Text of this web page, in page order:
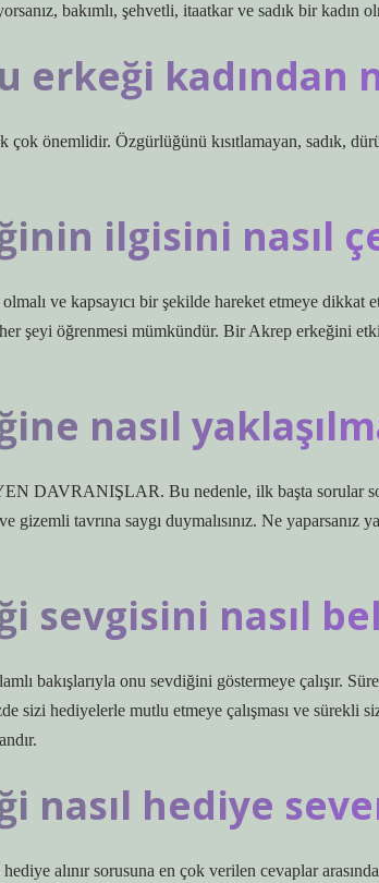
bakımlı, şehvetli, itaatkar ve sadık bir kadın
erkeği kadından
önemlidir. Özgürlüğünü kısıtlamayan, sadık,
ilgisini nasıl
ve kapsayıcı bir şekilde hareket etmeye dikkat
her şeyi öğrenmesi mümkündür. Bir Akrep erkeğini
nasıl
DAVRANIŞLAR. Bu nedenle, ilk başta sorular
gizemli tavrına saygı duymalısınız. Ne yaparsanız
sevgisini nasıl
bakışlarıyla onu sevdiğini göstermeye çalışır.
sizi hediyelerle mutlu etmeye çalışması ve sürekli
nasıl hediye
alınır sorusuna en çok verilen cevaplar